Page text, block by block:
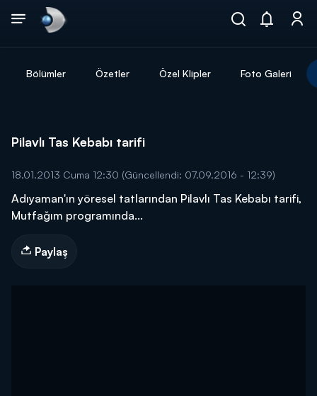
Bölümler Özetler Özel Klipler Foto Galeri
Pilavlı Tas Kebabı tarifi
18.01.2013 Cuma 12:30 (Güncellendi: 07.09.2016 - 12:39)
Adıyaman'ın yöresel tatlarından Pilavlı Tas Kebabı tarifi,
Mutfağım programında...
Paylaş